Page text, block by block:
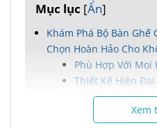
Mục lục [Ẩn]
Khám Phá Bộ Bàn Ghế
Chọn Hoàn Hảo Cho
Phù Hợp Với Mọi
Thiết Kế Hiện Đại
Kích Thước Tối
Chất Liệu CaoXem